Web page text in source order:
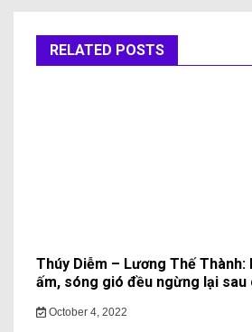
RELATED POSTS
Thúy Diễm – Lương Thế Thành:
ấm, sóng gió đều ngừng lại sau
October 4, 2022